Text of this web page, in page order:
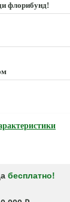
флорибунд!
бесплатно!